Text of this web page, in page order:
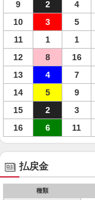
9
2 4
10
3 5
11
1 1
12
8 16
13
4 7
14
5 9
15
2 3
16
6 11
払戻金
種類